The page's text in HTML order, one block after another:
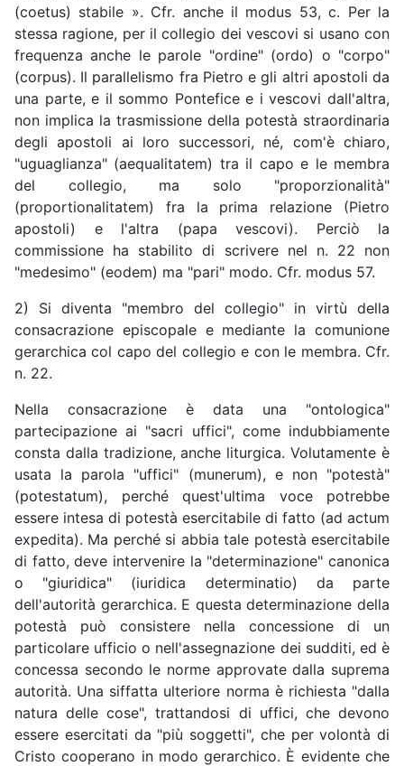
(coetus) stabile ». Cfr. anche il modus 53, c. Per la
stessa ragione, per il collegio dei vescovi si usano con
frequenza anche le parole "ordine" (ordo) o "corpo"
(corpus). Il parallelismo fra Pietro e gli altri apostoli da
una parte, e il sommo Pontefice e i vescovi dall'altra,
non implica la trasmissione della potestà straordinaria
degli apostoli ai loro successori, né, com'è chiaro,
"uguaglianza" (aequalitatem) tra il capo e le membra
del collegio, ma solo "proporzionalità"
(proportionalitatem) fra la prima relazione (Pietro
apostoli) e l'altra (papa vescovi). Perciò la
commissione ha stabilito di scrivere nel n. 22 non
"medesimo" (eodem) ma "pari" modo. Cfr. modus 57.
2) Si diventa "membro del collegio" in virtù della
consacrazione episcopale e mediante la comunione
gerarchica col capo del collegio e con le membra. Cfr.
n. 22.
Nella consacrazione è data una "ontologica"
partecipazione ai "sacri uffici", come indubbiamente
consta dalla tradizione, anche liturgica. Volutamente è
usata la parola "uffici" (munerum), e non "potestà"
(potestatum), perché quest'ultima voce potrebbe
essere intesa di potestà esercitabile di fatto (ad actum
expedita). Ma perché si abbia tale potestà esercitabile
di fatto, deve intervenire la "determinazione" canonica
o "giuridica" (iuridica determinatio) da parte
dell'autorità gerarchica. E questa determinazione della
potestà può consistere nella concessione di un
particolare ufficio o nell'assegnazione dei sudditi, ed è
concessa secondo le norme approvate dalla suprema
autorità. Una siffatta ulteriore norma è richiesta "dalla
natura delle cose", trattandosi di uffici, che devono
essere esercitati da "più soggetti", che per volontà di
Cristo cooperano in modo gerarchico. È evidente che